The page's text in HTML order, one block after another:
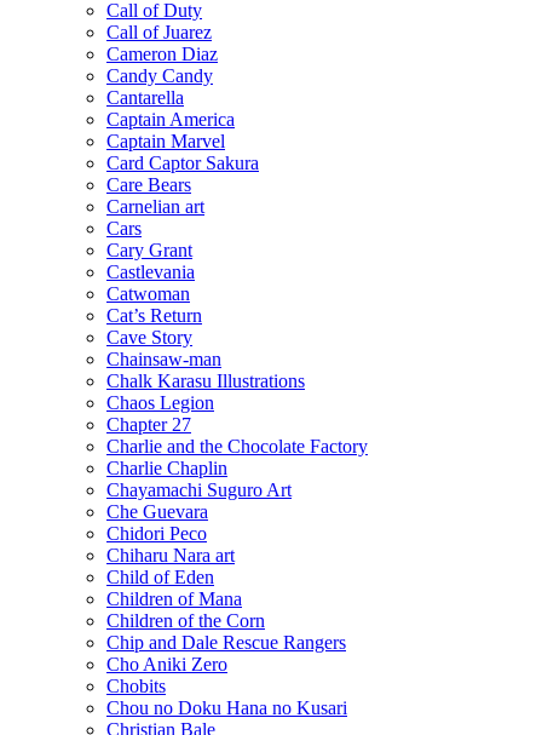
Call of Duty
Call of Juarez
Cameron Diaz
Candy Candy
Cantarella
Captain America
Captain Marvel
Card Captor Sakura
Care Bears
Carnelian art
Cars
Cary Grant
Castlevania
Catwoman
Cat’s Return
Cave Story
Chainsaw-man
Chalk Karasu Illustrations
Chaos Legion
Chapter 27
Charlie and the Chocolate Factory
Charlie Chaplin
Chayamachi Suguro Art
Che Guevara
Chidori Peco
Chiharu Nara art
Child of Eden
Children of Mana
Children of the Corn
Chip and Dale Rescue Rangers
Cho Aniki Zero
Chobits
Chou no Doku Hana no Kusari
Christian Bale